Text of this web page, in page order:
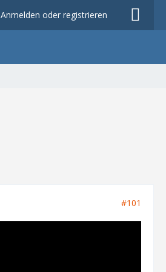
Anmelden oder registrieren
#101